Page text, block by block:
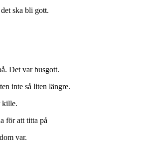
ska bli gott.
Det var busgott.
inte så liten längre.
kille.
för att titta på
var.